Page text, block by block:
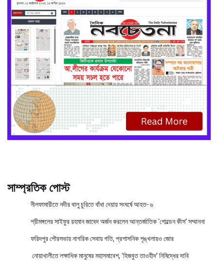
সাম্প্রতিক পোস্ট
নীলফামারীতে নদীর বালু চুরিতে বাঁধা দেয়ায় সংঘর্ষে আহত- ৬
শ্রীমঙ্গলের সাইফুর রহমান জাবেদ অর্জন করলেন আন্তর্জাতিক ‘গোল্ডেন কীস’ সম্মাননা
ফরিদপুর পৌরসভায় নাগরিক সেবায় গতি, প্রশাসনিক শৃঙ্খলায়ও জোর
নোয়াখালীতে লক্ষাধিক মানুষের মহাসমাবেশ, ‘হিজবুত তাওহীদ’ নিষিদ্ধের দাবি